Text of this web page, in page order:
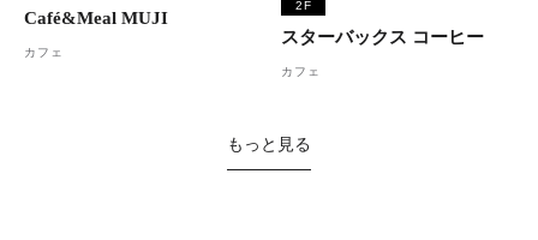
Café&Meal MUJI
カフェ
2F
スターバックス コーヒー
カフェ
もっと見る